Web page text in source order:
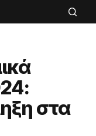
στα